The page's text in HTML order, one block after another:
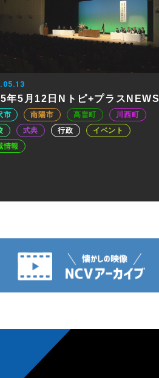
年5月12日Nトピ+プラスNEWS
市 南陽市 高畠町
川西町
式典 行政
イベント
情報